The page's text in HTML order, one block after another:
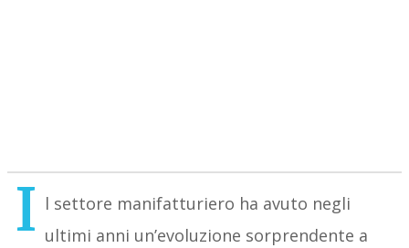
I l settore manifatturiero ha avuto negli
ultimi anni un’evoluzione sorprendente a